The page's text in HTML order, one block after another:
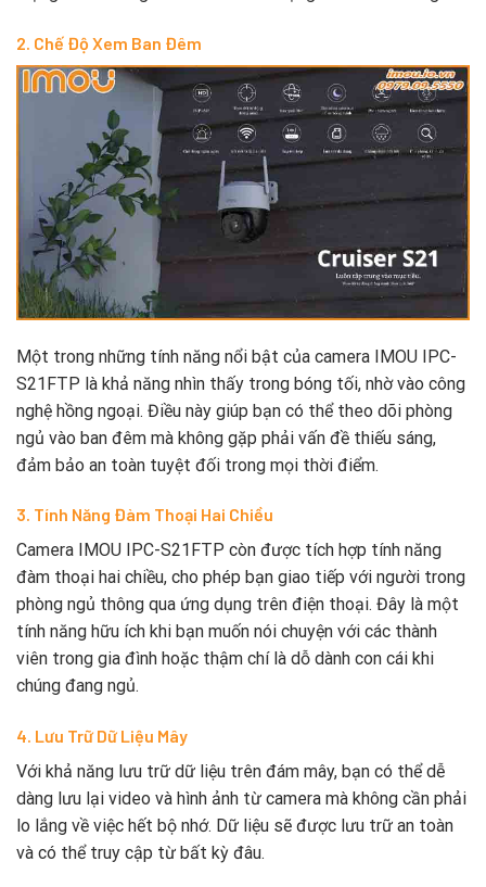
2. Chế Độ Xem Ban Đêm
Một trong những tính năng nổi bật của camera IMOU IPC-
S21FTP là khả năng nhìn thấy trong bóng tối, nhờ vào công
nghệ hồng ngoại. Điều này giúp bạn có thể theo dõi phòng
ngủ vào ban đêm mà không gặp phải vấn đề thiếu sáng,
đảm bảo an toàn tuyệt đối trong mọi thời điểm.
3. Tính Năng Đàm Thoại Hai Chiều
Camera IMOU IPC-S21FTP còn được tích hợp tính năng
đàm thoại hai chiều, cho phép bạn giao tiếp với người trong
phòng ngủ thông qua ứng dụng trên điện thoại. Đây là một
tính năng hữu ích khi bạn muốn nói chuyện với các thành
viên trong gia đình hoặc thậm chí là dỗ dành con cái khi
chúng đang ngủ.
4. Lưu Trữ Dữ Liệu Mây
Với khả năng lưu trữ dữ liệu trên đám mây, bạn có thể dễ
dàng lưu lại video và hình ảnh từ camera mà không cần phải
lo lắng về việc hết bộ nhớ. Dữ liệu sẽ được lưu trữ an toàn
và có thể truy cập từ bất kỳ đâu.